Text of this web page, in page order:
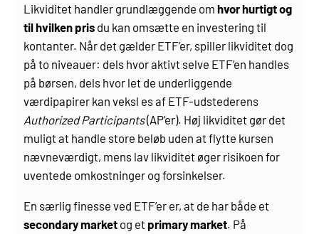
Likviditet handler grundlæggende omhvor hurtigt og
til hvilken pris du kan omsætte en investering til
kontanter. Når det gælder ETF’er, spiller likviditet dog
på to niveauer: dels hvor aktivt selve ETF’en handles
på børsen, dels hvor let de underliggende
værdipapirer kan veksl es af ETF-udstederens
Authorized Participants(AP’er). Høj likviditet gør det
muligt at handle store beløb uden at flytte kursen
nævneværdigt, mens lav likviditet øger risikoen for
uventede omkostninger og forsinkelser.
En særlig finesse ved ETF’er er, at de har både et
secondary market og et primary market. På